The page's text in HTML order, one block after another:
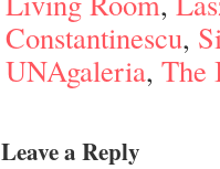
Constantinescu,
UNAgaleria, The
Leave a Reply